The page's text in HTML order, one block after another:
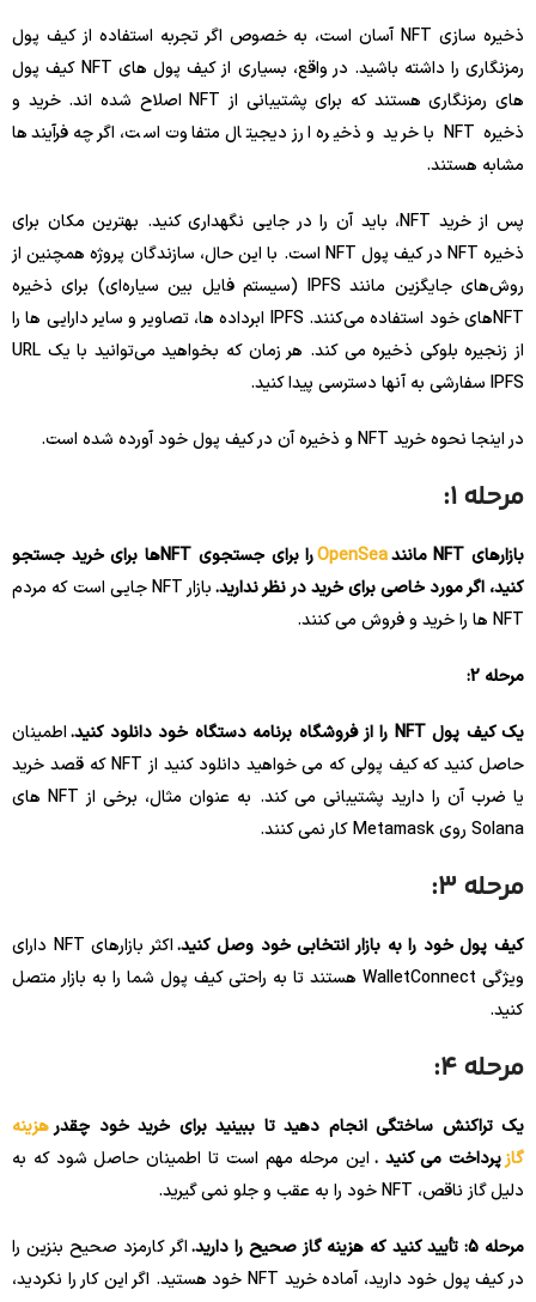
ذخیره سازی NFT آسان است، به خصوص اگر تجربه استفاده از کیف پول
رمزنگاری را داشته باشید. در واقع، بسیاری از کیف پول های NFT کیف پول
های رمزنگاری هستند که برای پشتیبانی از NFT اصلاح شده اند. خرید و
ذخیره NFT با خرید و ذخیره ارز دیجیتال متفاوت است، اگرچه فرآیندها
مشابه هستند.
پس از خرید NFT، باید آن را در جایی نگهداری کنید. بهترین مکان برای
ذخیره NFT در کیف پول NFT است. با این حال، سازندگان پروژه همچنین از
روش‌های جایگزین مانند IPFS (سیستم فایل بین سیاره‌ای) برای ذخیره
NFT‌های خود استفاده می‌کنند. IPFS ابرداده ها، تصاویر و سایر دارایی ها را
از زنجیره بلوکی ذخیره می کند. هر زمان که بخواهید می‌توانید با یک URL
IPFS سفارشی به آنها دسترسی پیدا کنید.
در اینجا نحوه خرید NFT و ذخیره آن در کیف پول خود آورده شده است.
مرحله 1:
بازارهای NFT مانند OpenSea
را برای جستجوی NFTها برای خرید جستجو
کنید، اگر مورد خاصی برای خرید در نظر ندارید.
بازار NFT جایی است که مردم
NFT ها را خرید و فروش می کنند.
مرحله 2:
یک کیف پول NFT را از فروشگاه برنامه دستگاه خود دانلود کنید.
اطمینان
حاصل کنید که کیف پولی که می خواهید دانلود کنید از NFT که قصد خرید
یا ضرب آن را دارید پشتیبانی می کند. به عنوان مثال، برخی از NFT های
Solana روی Metamask کار نمی کنند.
مرحله 3:
کیف پول خود را به بازار انتخابی خود وصل کنید.
اکثر بازارهای NFT دارای
ویژگی WalletConnect هستند تا به راحتی کیف پول شما را به بازار متصل
کنید.
مرحله 4:
یک تراکنش ساختگی انجام دهید تا ببینید برای خرید خود چقدرهزینه
گازپرداخت می کنید . این مرحله مهم است تا اطمینان حاصل شود که به
دلیل گاز ناقص، NFT خود را به عقب و جلو نمی گیرید.
مرحله 5: تأیید کنید که هزینه گاز صحیح را دارید.
اگر کارمزد صحیح بنزین را
در کیف پول خود دارید، آماده خرید NFT خود هستید. اگر این کار را نکردید،